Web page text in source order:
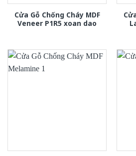
Cửa Gỗ Chống Cháy MDF
Veneer P1R5 xoan dao